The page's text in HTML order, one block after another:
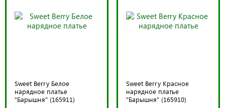
Sweet Berry Белое
нарядное платье
"Барышня" (165911)
Sweet Berry Красное
нарядное платье
"Барышня" (165910)